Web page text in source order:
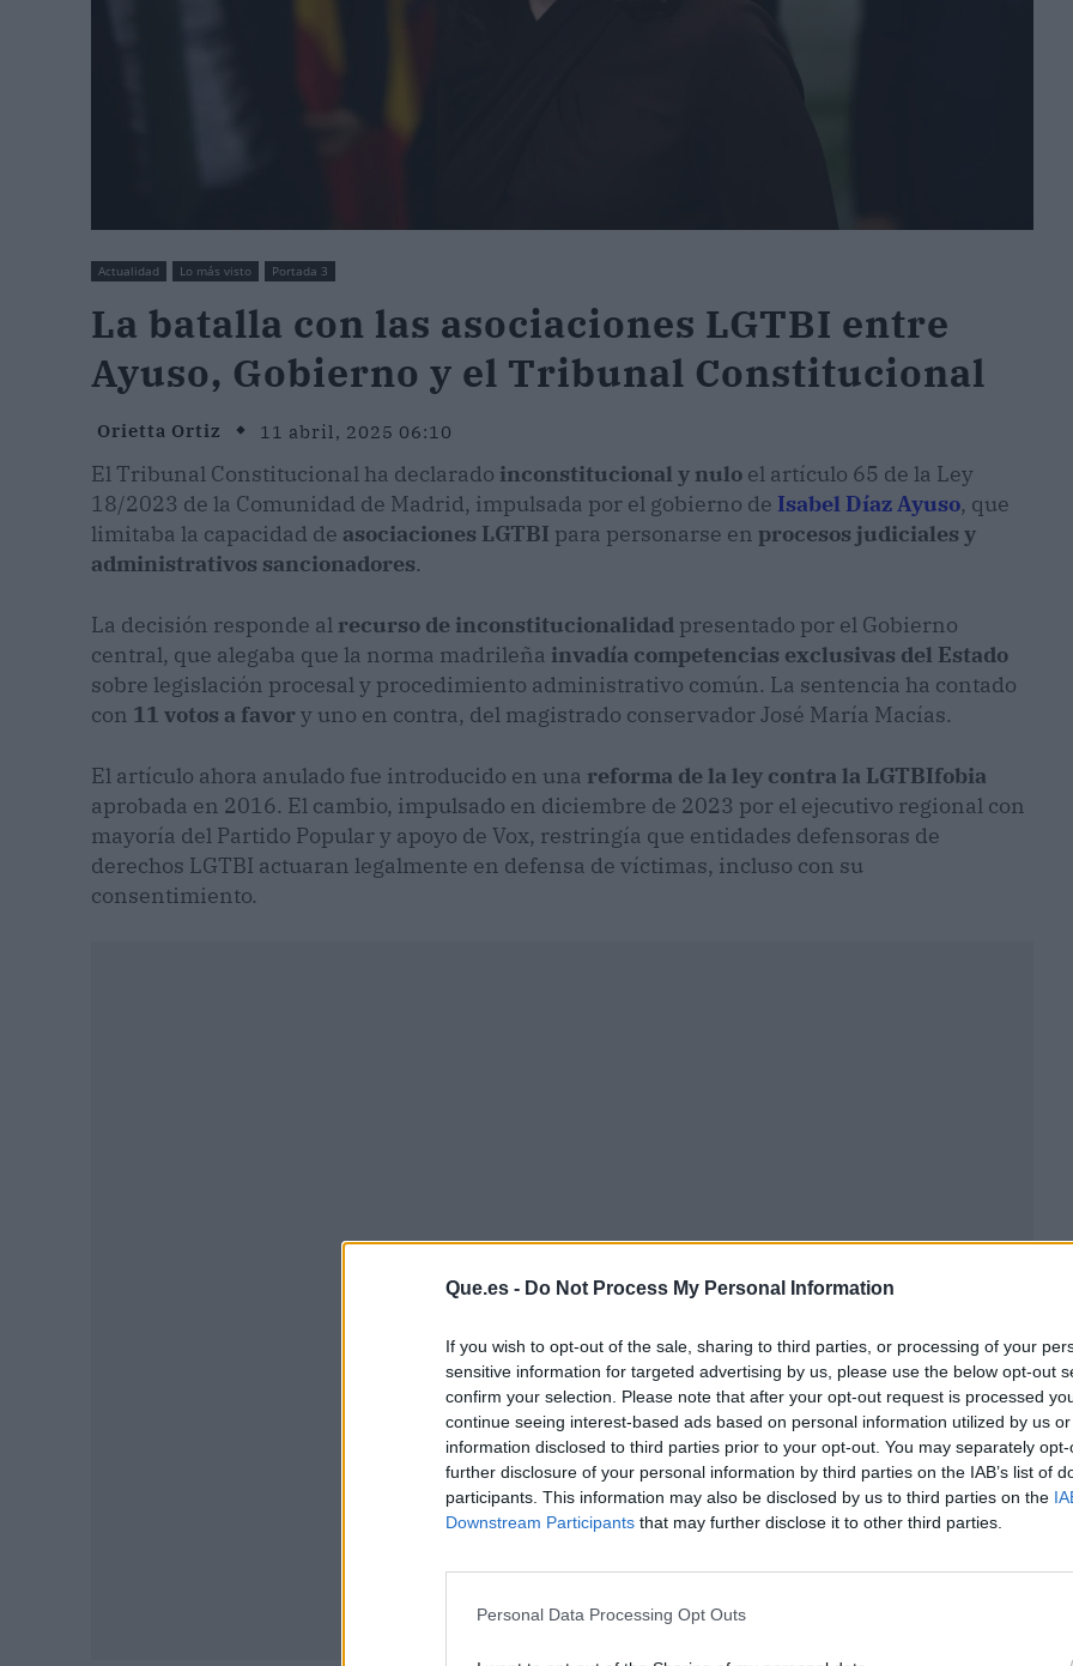
Que.es - Do Not Process My Personal Information
If you wish to opt-out of the sale, sharing to third parties, or processing of your
sensitive information for targeted advertising by us, please use the below opt-out
confirm your selection. Please note that after your opt-out request is processed
continue seeing interest-based ads based on personal information utilized by us
information disclosed to third parties prior to your opt-out. You may separately
further disclosure of your personal information by third parties on the IAB’s list of
participants. This information may also be disclosed by us to third parties on the
Downstream Participants that may further disclose it to other third parties.
Personal Data Processing Opt Outs
Actualidad Lo más visto Portada 3
La batalla con las asociaciones LGTBI entre
Ayuso, Gobierno y el Tribunal Constitucional
Orietta Ortiz 11 abril, 2025 06:10
El Tribunal Constitucional ha declarado inconstitucional y nulo el artículo 65 de la Ley
18/2023 de la Comunidad de Madrid, impulsada por el gobierno de Isabel Díaz Ayuso, que
limitaba la capacidad de asociaciones LGTBI para personarse en procesos judiciales y
administrativos sancionadores.
La decisión responde al recurso de inconstitucionalidad presentado por el Gobierno
central, que alegaba que la norma madrileña invadía competencias exclusivas del Estado
sobre legislación procesal y procedimiento administrativo común. La sentencia ha contado
con 11 votos a favory uno en contra, del magistrado conservador José María Macías.
El artículo ahora anulado fue introducido en una reforma de la ley contra la LGTBIfobia
aprobada en 2016. El cambio, impulsado en diciembre de 2023 por el ejecutivo regional con
mayoría del Partido Popular y apoyo de Vox, restringía que entidades defensoras de
derechos LGTBI actuaran legalmente en defensa de víctimas, incluso con su
consentimiento.
Publicidad